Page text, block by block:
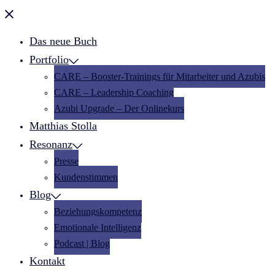
Menü
Das neue Buch
Portfolio
CARE – Booster-Trainings für Mitarbeiter und Azubis
CARE – Leadership Coaching
Azubi Upgrade – Der Onlinekurs
Matthias Stolla
Resonanz
Presse
Kundenstimmen
Blog
Beziehungskompetenz
Emotionale Intelligenz
Podcast | Blog
Kontakt